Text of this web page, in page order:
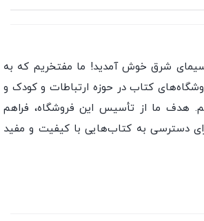
سیمای شرق خوش آمدید! ما مفتخریم که به
کتاب در حوزه ارتباطات و کودک و
هدف ما از تأسیس این فروشگاه، فراهم
دسترسی به کتاب‌هایی با کیفیت و مفید